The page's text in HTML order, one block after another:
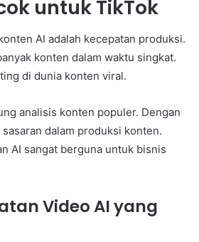
untuk TikTok
AI adalah kecepatan produksi.
konten dalam waktu singkat.
di dunia konten viral.
analisis konten populer. Dengan
dalam produksi konten.
AI sangat berguna untuk bisnis
Video AI yang